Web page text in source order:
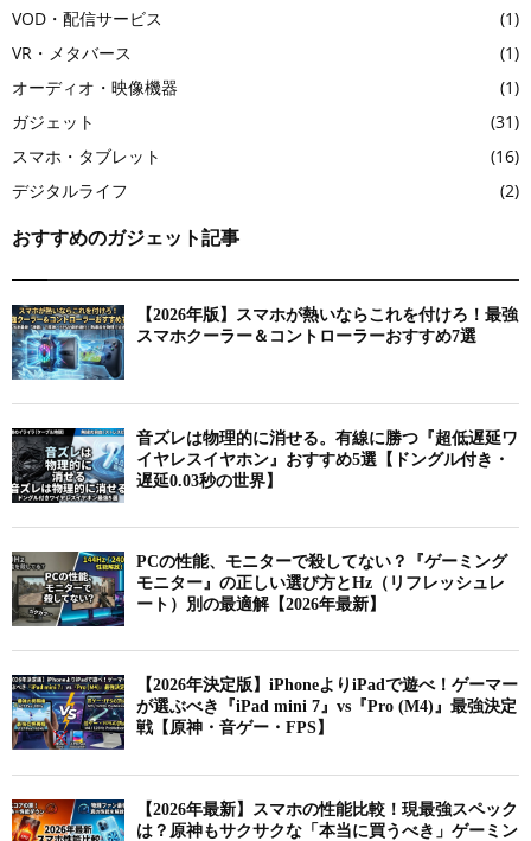
VOD・配信サービス
(1)
VR・メタバース
(1)
オーディオ・映像機器
(1)
ガジェット
(31)
スマホ・タブレット
(16)
デジタルライフ
(2)
おすすめのガジェット記事
【2026年版】スマホが熱いならこれを付けろ！最強
スマホクーラー＆コントローラーおすすめ7選
音ズレは物理的に消せる。有線に勝つ『超低遅延ワ
イヤレスイヤホン』おすすめ5選【ドングル付き・
遅延0.03秒の世界】
PCの性能、モニターで殺してない？『ゲーミング
モニター』の正しい選び方とHz（リフレッシュレ
ート）別の最適解【2026年最新】
【2026年決定版】iPhoneよりiPadで遊べ！ゲーマー
が選ぶべき『iPad mini 7』vs『Pro (M4)』最強決定
戦【原神・音ゲー・FPS】
【2026年最新】スマホの性能比較！現最強スペック
は？原神もサクサクな「本当に買うべき」ゲーミン